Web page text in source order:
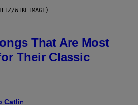
WIREIMAGE)
That Are Most
Their Classic
Catlin